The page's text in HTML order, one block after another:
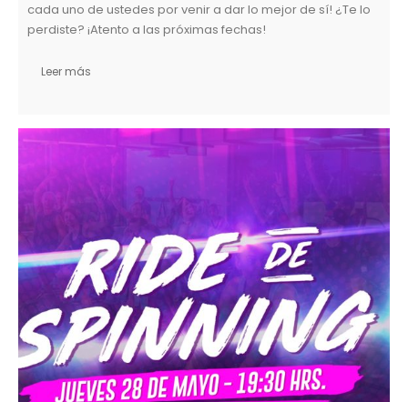
cada uno de ustedes por venir a dar lo mejor de sí! ¿Te lo
perdiste? ¡Atento a las próximas fechas!
Leer más